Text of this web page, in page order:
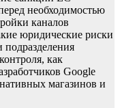
необходимостью
каналов
юридические риски
как
Google
магазинов и